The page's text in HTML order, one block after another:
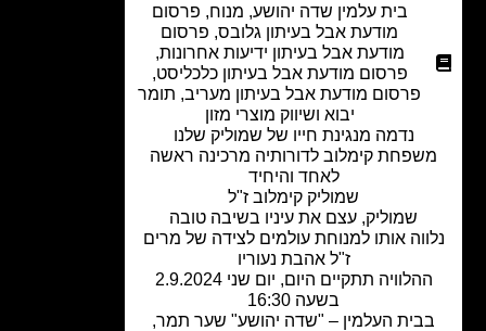
בית עלמין שדה יהושע, מנוח,פרסום
מודעת אבל בעיתון גלובס, פרסום
מודעת אבל בעיתון ידיעות אחרונות,
פרסום מודעת אבל בעיתון כלכליסט,
פרסום מודעת אבל בעיתון מעריב, תומר
יבוא ושיווק מוצרי מזון
נדמה מנגינת חייו של שמוליק שלנו
קימלוב לדורותיה מרכינה ראשה
לאחד והיחיד
שמוליק קימלוב ז"ל
שמוליק, עצם את עיניו בשיבה טובה
אותו למנוחת עולמים לצידה של מרים
ז"ל אהבת נעוריו
ההלוויה תתקיים היום, יום שני 2.9.2024
העלמין – "שדה יהושע" שער תמר,